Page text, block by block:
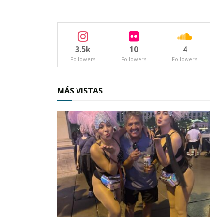
De hecho, sostuvo que en tres de cada 10
hogares que se visitan, quienes se hacen cargo
de la familia, es la mujer.
tercer distrito electoral, calificó como grave
éste problema y señaló que en los años
recientes, este fenómeno se ha acentuado en
las zonas rural y serrana, por lo cual se dijo
preocupado y reiteró que “es tiempo de que se
legisle a favor de las madres solteras, sin dañar
la dignidad y soberanía de los mexicanos”.
Aseveró que al obtener el triunfo el próximo
siete de junio, una de las primeras propuestas,
3.5k
Followers
10
Followers
4
Followers
MÁS VISTAS